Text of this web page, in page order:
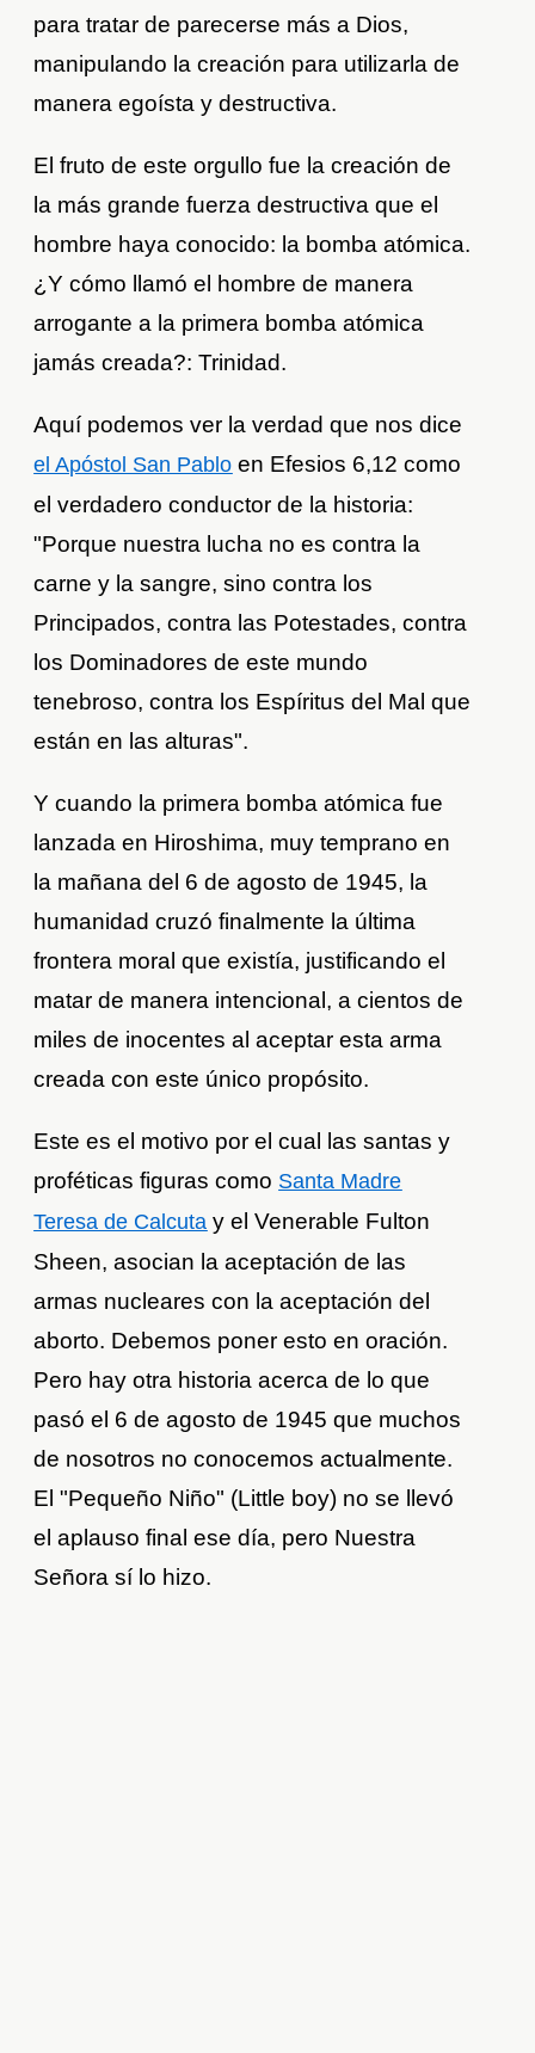
para tratar de parecerse más a Dios,
manipulando la creación para utilizarla de
manera egoísta y destructiva.
El fruto de este orgullo fue la creación de
la más grande fuerza destructiva que el
hombre haya conocido: la bomba atómica.
¿Y cómo llamó el hombre de manera
arrogante a la primera bomba atómica
jamás creada?: Trinidad.
Aquí podemos ver la verdad que nos dice
el Apóstol San Pablo en Efesios 6,12 como
el verdadero conductor de la historia:
"Porque nuestra lucha no es contra la
carne y la sangre, sino contra los
Principados, contra las Potestades, contra
los Dominadores de este mundo
tenebroso, contra los Espíritus del Mal que
están en las alturas".
Y cuando la primera bomba atómica fue
lanzada en Hiroshima, muy temprano en
la mañana del 6 de agosto de 1945, la
humanidad cruzó finalmente la última
frontera moral que existía, justificando el
matar de manera intencional, a cientos de
miles de inocentes al aceptar esta arma
creada con este único propósito.
Este es el motivo por el cual las santas y
proféticas figuras como Santa Madre
Teresa de Calcuta y el Venerable Fulton
Sheen, asocian la aceptación de las
armas nucleares con la aceptación del
aborto. Debemos poner esto en oración.
Pero hay otra historia acerca de lo que
pasó el 6 de agosto de 1945 que muchos
de nosotros no conocemos actualmente.
El "Pequeño Niño" (Little boy) no se llevó
el aplauso final ese día, pero Nuestra
Señora sí lo hizo.